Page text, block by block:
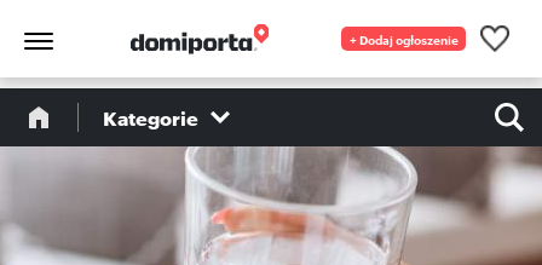
+ Dodaj ogłoszenie
Kategorie